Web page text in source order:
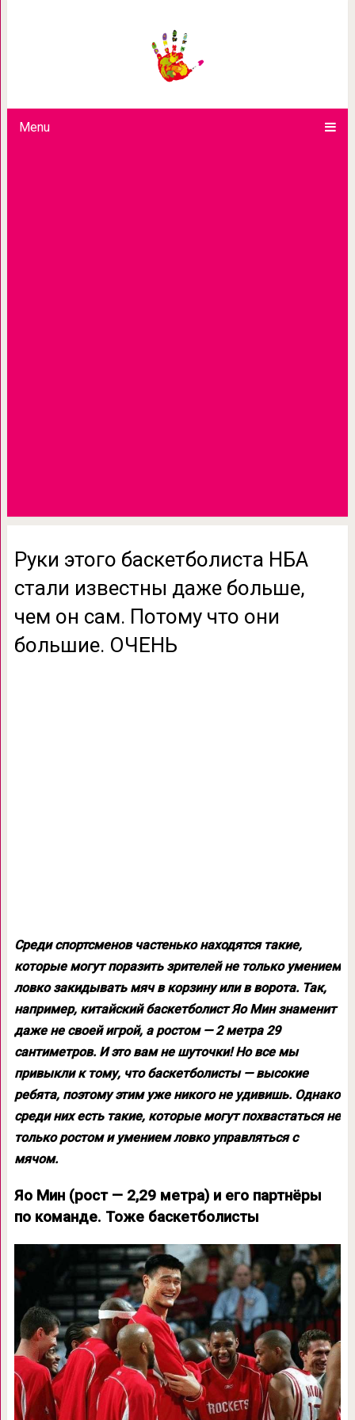
Menu
он сам. Потому что
Руки этого баскетболиста НБА
стали известны даже больше,
чем он сам. Потому что они
большие. ОЧЕНЬ
Среди спортсменов частенько находятся такие,
которые могут поразить зрителей не только умением
ловко закидывать мяч в корзину или в ворота. Так,
например, китайский баскетболист Яо Мин знаменит
даже не своей игрой, а ростом — 2 метра 29
сантиметров. И это вам не шуточки! Но все мы
привыкли к тому, что баскетболисты — высокие
ребята, поэтому этим уже никого не удивишь. Однако
среди них есть такие, которые могут похвастаться не
только ростом и умением ловко управляться с
мячом.
Яо Мин (рост — 2,29 метра) и его партнёры
по команде. Тоже баскетболисты